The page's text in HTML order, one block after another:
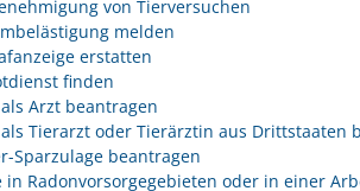
von Tierversuchen
melden
erstatten
finden
Arzt beantragen
Tierarzt oder Tierärztin aus Drittstaaten
Sparzulage beantragen
in Radonvorsorgegebieten oder in einer